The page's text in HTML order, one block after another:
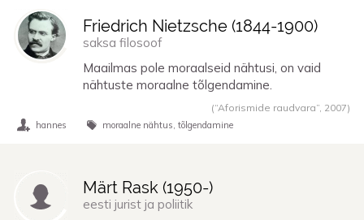
Friedrich Nietzsche (1844-1900)
saksa filosoof
Maailmas pole moraalseid nähtusi, on vaid
nähtuste moraalne tõlgendamine.
(“Aforismide raudvara”, 2007)
hannes moraalne nähtus tõlgendamine
Märt Rask (1950-)
eesti jurist ja poliitik